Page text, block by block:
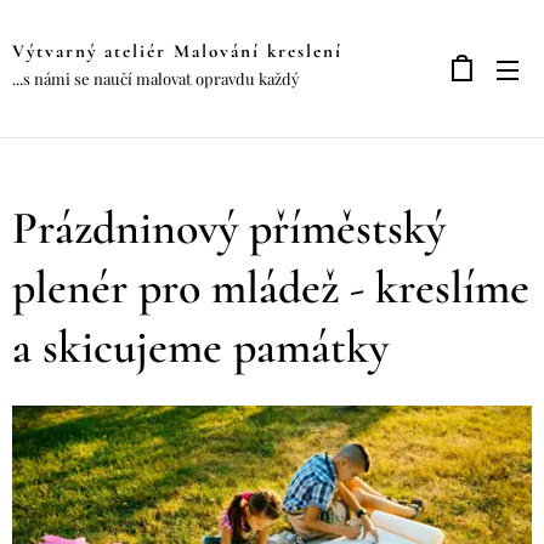
Výtvarný ateliér Malování kreslení
...s námi se naučí malovat opravdu každý
Prázdninový příměstský
plenér pro mládež - kreslíme
a skicujeme památky